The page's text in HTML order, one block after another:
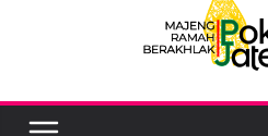
Tadabur Alam
Ekoteologi
Menuju
Penyuluh
Sinergi dan